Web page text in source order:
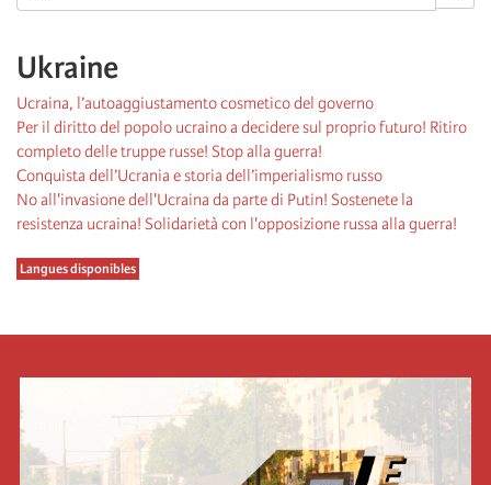
Ukraine
Ucraina, l’autoaggiustamento cosmetico del governo
Per il diritto del popolo ucraino a decidere sul proprio futuro! Ritiro
completo delle truppe russe! Stop alla guerra!
Conquista dell’Ucrania e storia dell’imperialismo russo
No all'invasione dell'Ucraina da parte di Putin! Sostenete la
resistenza ucraina! Solidarietà con l'opposizione russa alla guerra!
Langues disponibles